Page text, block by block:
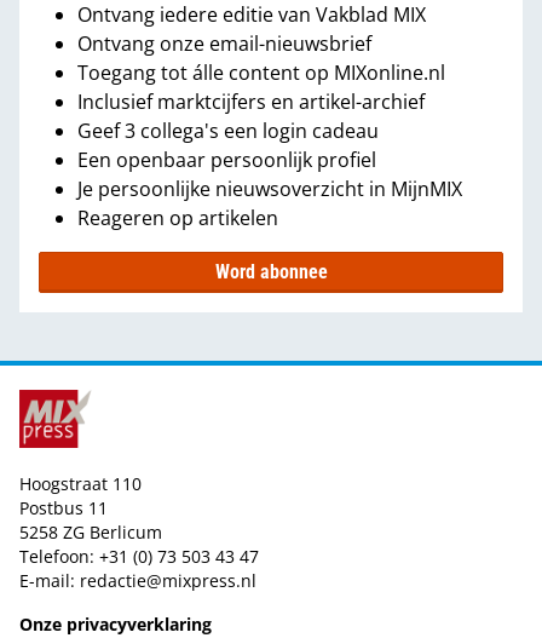
Ontvang iedere editie van Vakblad MIX
Ontvang onze email-nieuwsbrief
Toegang tot álle content op MIXonline.nl
Inclusief marktcijfers en artikel-archief
Geef 3 collega's een login cadeau
Een openbaar persoonlijk profiel
Je persoonlijke nieuwsoverzicht in MijnMIX
Reageren op artikelen
Word abonnee
Hoogstraat 110
Postbus 11
5258 ZG Berlicum
Telefoon: +31 (0) 73 503 43 47
E-mail: redactie@mixpress.nl
Onze privacyverklaring